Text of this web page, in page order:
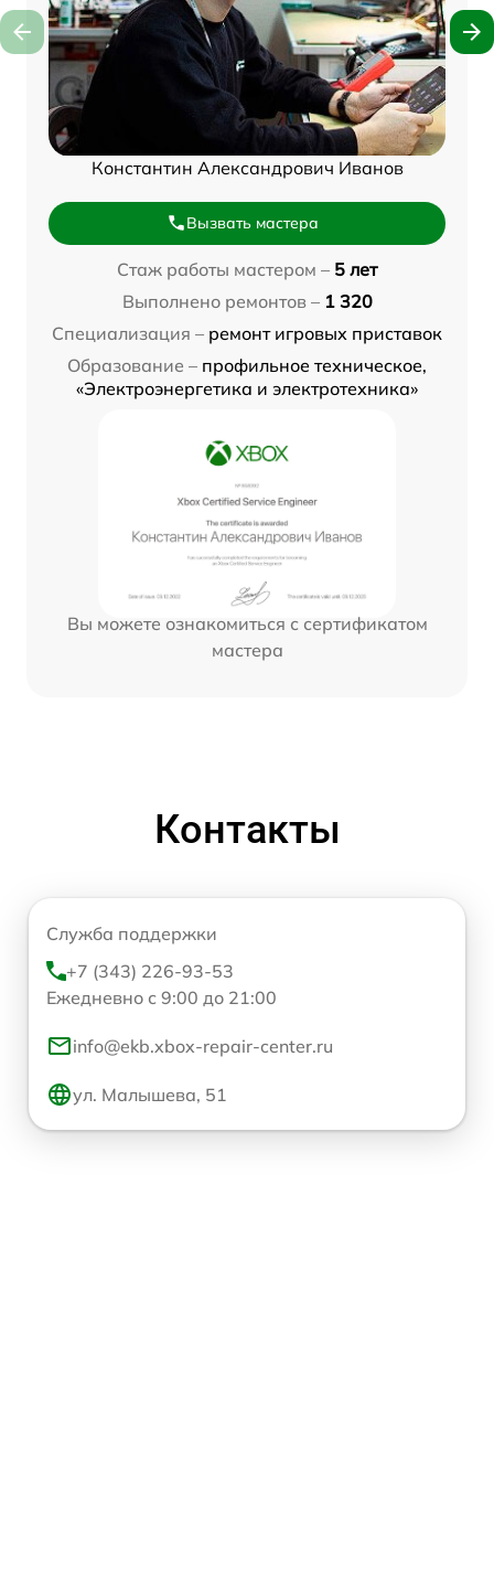
Константин Александрович Иванов
Вызвать мастера
Стаж работы мастером – 5 лет
Выполнено ремонтов – 1 320
Специализация – ремонт игровых приставок
Образование – профильное техническое,
«Электроэнергетика и электротехника»
Вы можете ознакомиться с сертификатом
мастера
Контакты
Служба поддержки
+7 (343) 226-93-53
Ежедневно с 9:00 до 21:00
info@ekb.xbox-repair-center.ru
ул. Малышева, 51